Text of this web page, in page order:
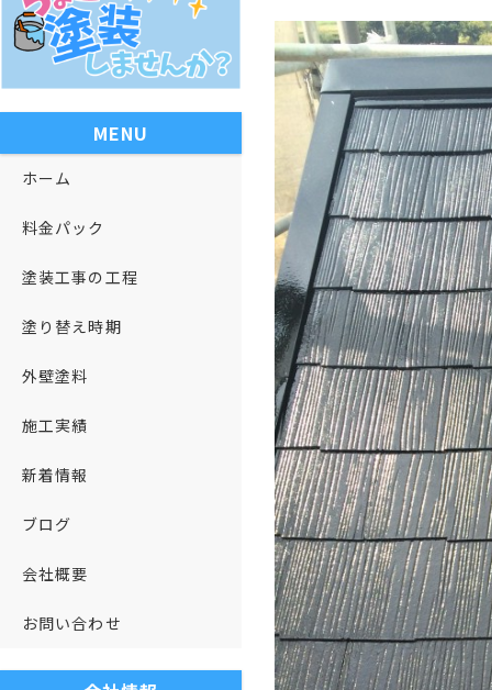
MENU
ホーム
料金パック
塗装工事の工程
塗り替え時期
外壁塗料
施工実績
新着情報
ブログ
会社概要
お問い合わせ